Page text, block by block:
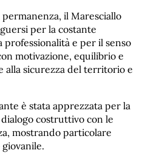
il Maresciallo
per la costante
e per il senso
motivazione, equilibrio e
alla sicurezza del territorio e
è stata apprezzata per la
costruttivo con le
mostrando particolare